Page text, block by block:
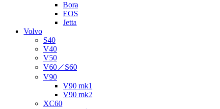
Bora
EOS
Jetta
Volvo
S40
V40
V50
V60／S60
V90
V90 mk1
V90 mk2
XC60